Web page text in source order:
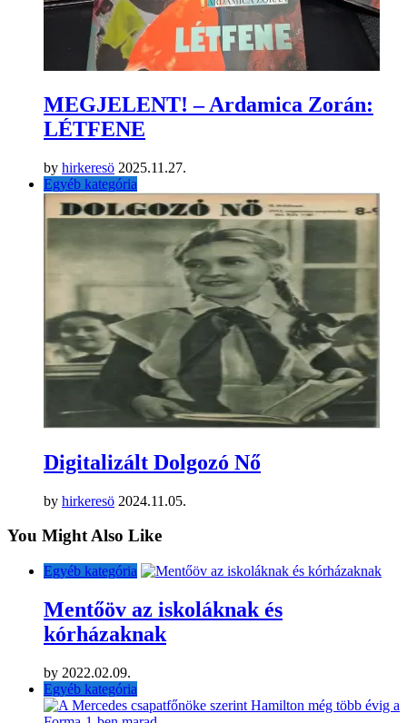
MEGJELENT! – Ardamica Zorán:
LÉTFENE
by hirkeresö 2025.11.27.
Egyéb kategória
Digitalizált Dolgozó Nő
by hirkeresö 2024.11.05.
You Might Also Like
Egyéb kategória
Mentőöv az iskoláknak és
kórházaknak
by 2022.02.09.
Egyéb kategória